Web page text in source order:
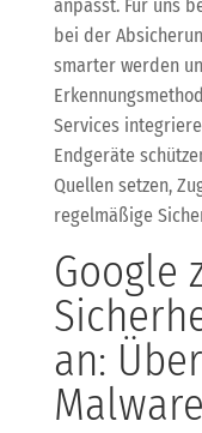
anpasst. Für uns
bei der
smarter werden
Services
Endgeräte
Quellen setzen,
regelmäßige
Google
an: